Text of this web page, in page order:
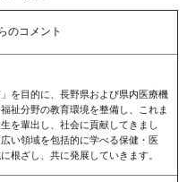
のコメント
を目的に、長野県および県内医療機
祉分野の教育環境を整備し、これま
を輩出し、社会に貢献してきまし
い領域を包括的に学べる保健・医
根ざし、共に発展していきます。